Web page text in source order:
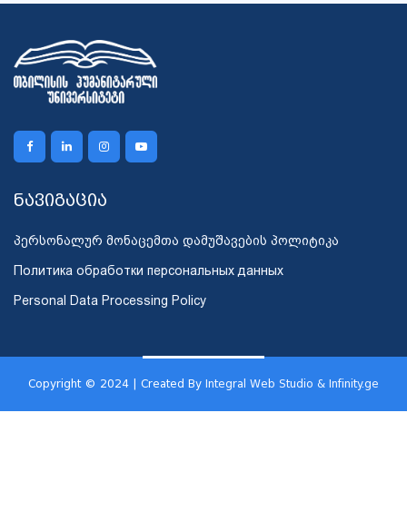
ნავიგაცია
პერსონალურ მონაცემთა დამუშავების პოლიტიკა
Политика обработки персональных данных
Personal Data Processing Policy
Copyright © 2024 | Created By Integral Web Studio & Infinity.ge